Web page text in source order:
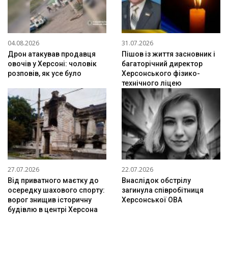
04.08.2026
Дрон атакував продавця
овочів у Херсоні: чоловік
розповів, як усе було
31.07.2026
Пішов із життя засновник і
багаторічний директор
Херсонського фізико-
технічного ліцею
27.07.2026
Від приватного маєтку до
осередку шахового спорту:
ворог знищив історичну
будівлю в центрі Херсона
22.07.2026
Внаслідок обстрілу
загинула співробітниця
Херсонської ОВА